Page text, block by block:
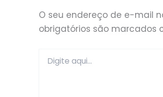
O seu endereço de e-mail
obrigatórios são marcados
aqui...